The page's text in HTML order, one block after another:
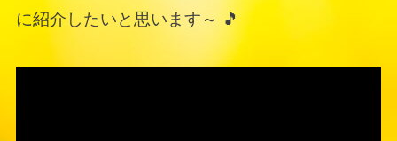
に紹介したいと思います～ 🎵